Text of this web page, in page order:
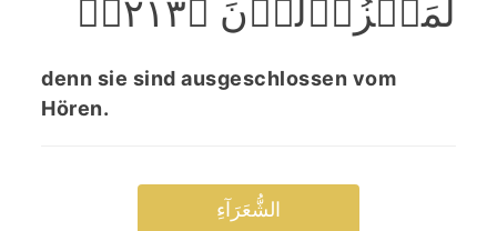
لَمَعۡزُوۡلُوۡنَ ﴿۲۱۳﴾ؕ
denn sie sind ausgeschlossen vom
Hören.
الشُّعَرَآءِ